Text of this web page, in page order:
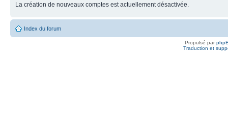
La création de nouveaux comptes est actuellement désactivée.
Index du forum
Propulsé par
Traduction et